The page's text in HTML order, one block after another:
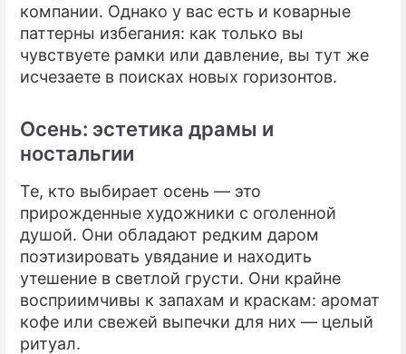
компании. Однако у вас есть и коварные
паттерны избегания: как только вы
чувствуете рамки или давление, вы тут же
исчезаете в поисках новых горизонтов.
Осень: эстетика драмы и
ностальгии
Те, кто выбирает осень — это
прирожденные художники с оголенной
душой. Они обладают редким даром
поэтизировать увядание и находить
утешение в светлой грусти. Они крайне
восприимчивы к запахам и краскам: аромат
кофе или свежей выпечки для них — целый
ритуал.